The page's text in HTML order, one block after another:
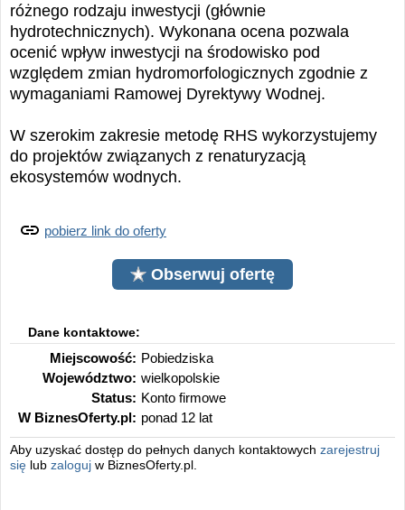
różnego rodzaju inwestycji (głównie
hydrotechnicznych). Wykonana ocena pozwala
ocenić wpływ inwestycji na środowisko pod
względem zmian hydromorfologicznych zgodnie z
wymaganiami Ramowej Dyrektywy Wodnej.
W szerokim zakresie metodę RHS wykorzystujemy
do projektów związanych z renaturyzacją
ekosystemów wodnych.
pobierz link do oferty
Obserwuj ofertę
Dane kontaktowe:
Miejscowość: Pobiedziska
Województwo: wielkopolskie
Status: Konto firmowe
W BiznesOferty.pl: ponad 12 lat
Aby uzyskać dostęp do pełnych danych kontaktowych zarejestruj
się lub zaloguj w BiznesOferty.pl.